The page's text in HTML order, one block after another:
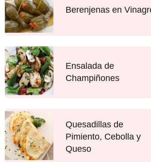
Berenjenas en
Ensalada de
Champiñones
Quesadillas de
Pimiento, Cebolla y
Queso